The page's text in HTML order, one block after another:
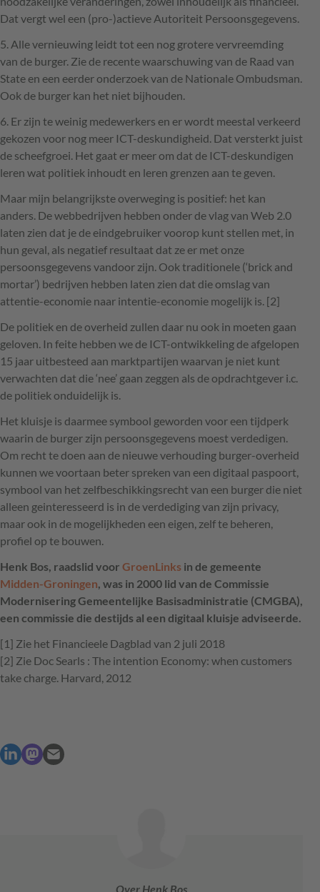
Dat vergt wel een (pro-)actieve Autoriteit Persoonsgegevens.
5. Alle vernieuwing leidt tot een nog grotere vervreemding
van de burger. Zie de recente waarschuwing van de Raad van
State en een eerder onderzoek van de Nationale Ombudsman.
Ook de burger kan het niet bijhouden.
6. Er zijn te weinig medewerkers en er wordt meestal verkeerd
gekozen voor nog meer ICT-deskundigheid. Dat versterkt juist
de scheefgroei. Het gaat er meer om dat de ICT-deskundigen
leren wat politiek inhoudt en leren grenzen aan te geven.
Maar mijn belangrijkste overweging is positief: het kan
anders. De webbedrijven hebben onder de vlag van Web 2.0
laten zien dat je de eindgebruiker voorop kunt stellen met, in
hun geval, als negatief resultaat dat ze er met onze
persoonsgegevens vandoor zijn. Ook traditionele (‘brick and
mortar’) bedrijven hebben laten zien dat die omslag van
attentie-economie naar intentie-economie mogelijk is. [2]
De politiek en de overheid zullen daar nu ook in moeten gaan
geloven. In feite hebben we de ICT-ontwikkeling de afgelopen
15 jaar uitbesteed aan marktpartijen waarvan je niet kunt
verwachten dat die ‘nee’ gaan zeggen als de opdrachtgever i.c.
de politiek onduidelijk is.
Het kluisje is daarmee symbool geworden voor een tijdperk
waarin de burger zijn persoonsgegevens moest verdedigen.
Om recht te doen aan de nieuwe verhouding burger-overheid
kunnen we voortaan beter spreken van een digitaal paspoort,
symbool van het zelfbeschikkingsrecht van een burger die niet
alleen geinteresseerd is in de verdediging van zijn privacy,
maar ook in de mogelijkheden een eigen, zelf te beheren,
profiel op te bouwen.
Henk Bos, raadslid voor GroenLinks in de gemeente
Midden-Groningen, was in 2000 lid van de Commissie
Modernisering Gemeentelijke Basisadministratie (CMGBA),
een commissie die destijds al een digitaal kluisje adviseerde.
[1] Zie het Financieele Dagblad van 2 juli 2018
[2] Zie Doc Searls : The intention Economy: when customers
take charge. Harvard, 2012
Over Henk Bos